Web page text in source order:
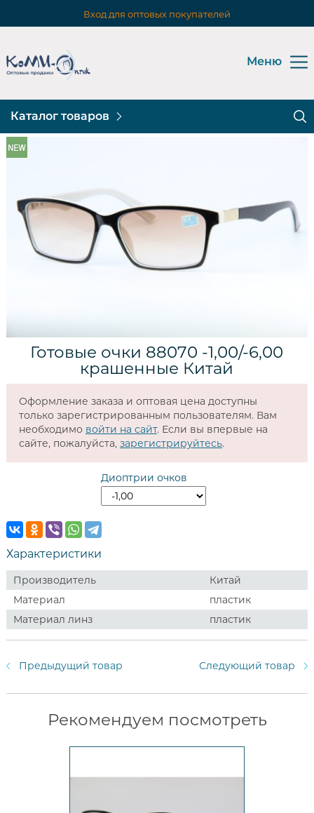
Вход для оптовых покупателей
Меню
Каталог товаров
Готовые очки 88070 -1,00/-6,00
крашенные Китай
Оформление заказа и оптовая цена доступны
только зарегистрированным пользователям. Вам
необходимо войти на сайт. Если вы впервые на
сайте, пожалуйста, зарегистрируйтесь.
Диоптрии очков
Характеристики
Производитель
Китай
Материал
пластик
Материал линз
пластик
Предыдущий товар Следующий товар
Рекомендуем посмотреть